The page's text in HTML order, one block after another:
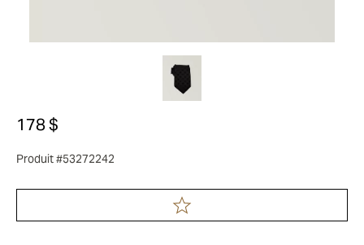
178 $
Produit #53272242